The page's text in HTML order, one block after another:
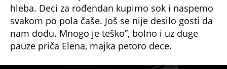
hleba. Deci za rođendan kupimo sok i naspemo
svakom po pola čaše. Još se nije desilo gosti da
nam dođu. Mnogo je teško”, bolno i uz duge
pauze priča Elena, majka petoro dece.